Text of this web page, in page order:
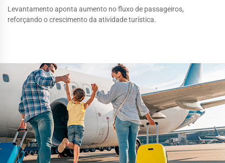
Levantamento aponta aumento no fluxo de passageiros,
reforçando o crescimento da atividade turística.